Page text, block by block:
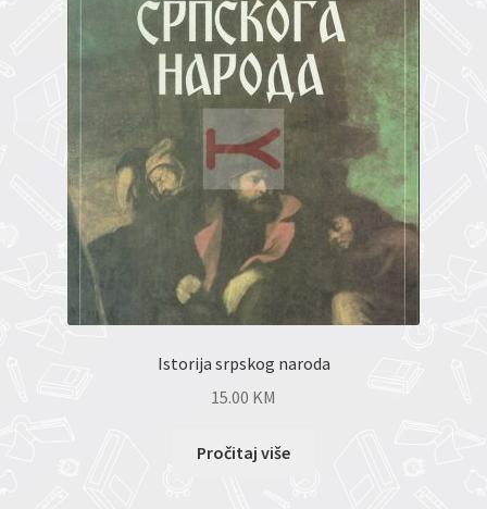
Istorija srpskog naroda
15.00 KM
Pročitaj više